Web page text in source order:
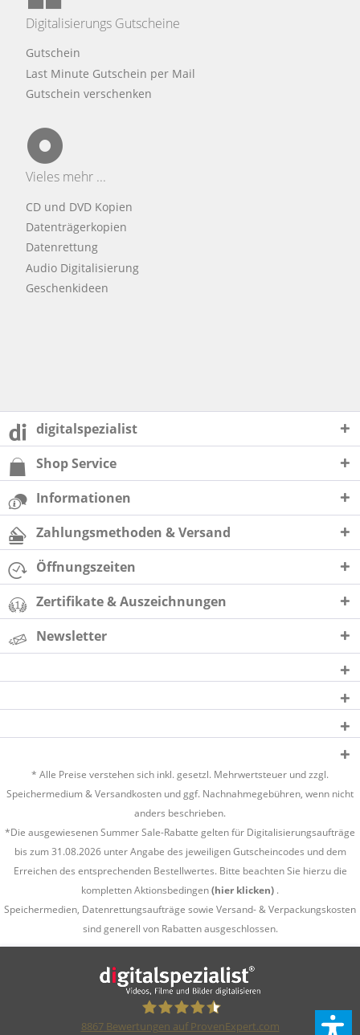
Digitalisierungs Gutscheine
Gutschein
Last Minute Gutschein per Mail
Gutschein verschenken
Vieles mehr ...
CD und DVD Kopien
Datenträgerkopien
Datenrettung
Audio Digitalisierung
Geschenkideen
digitalspezialist
Shop Service
Informationen
Zahlungsmethoden & Versand
Öffnungszeiten
Zertifikate & Auszeichnungen
Newsletter
* Alle Preise verstehen sich inkl. gesetzl. Mehrwertsteuer und zzgl.
Speichermedium &Versandkosten und ggf. Nachnahmegebühren, wenn nicht
anders beschrieben.
*Die ausgewiesenen Summer Sale-Rabatte gelten für Digitalisierungsaufträge
bis zum 31.08.2026 unter Angabe des jeweiligen Gutscheincodes und dem
Erreichen des entsprechenden Bestellwertes. Bitte beachten Sie hierzu die
kompletten Aktionsbedingen(hier klicken) .
Speichermedien, Datenrettungsaufträge sowie Versand- & Verpackungskosten
sind generell von Rabatten ausgeschlossen.
8867Bewertungen auf ProvenExpert.com